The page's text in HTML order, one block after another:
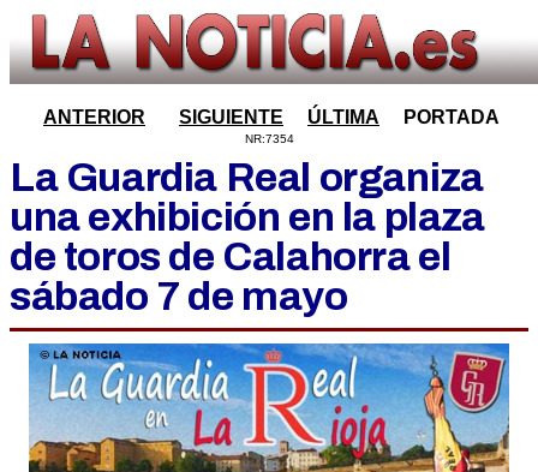
ANTERIOR SIGUIENTE ÚLTIMA PORTADA
NR:7354
La Guardia Real organiza
una exhibición en la plaza
de toros de Calahorra el
sábado 7 de mayo